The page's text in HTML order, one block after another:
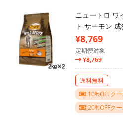
ニュートロ ワ
ト サーモン
¥8,769
定期便対象
¥8,769
送料無料
10%OFFク
20%OFFク